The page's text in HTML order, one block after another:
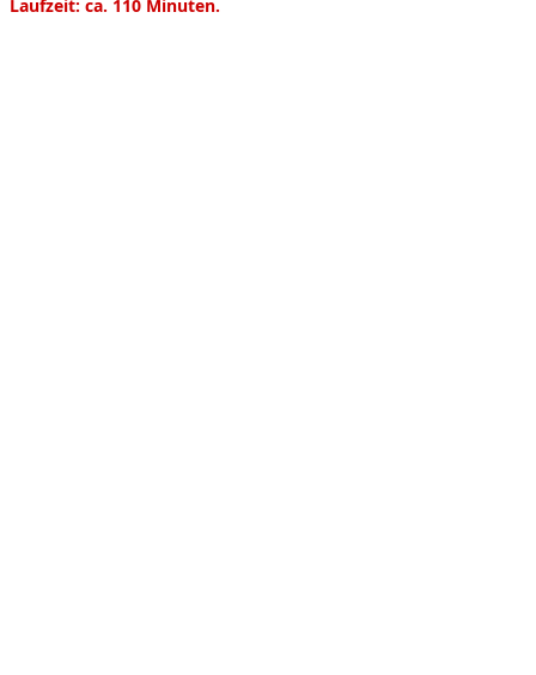
Product information
Laufzeit: ca. 110 Minuten.